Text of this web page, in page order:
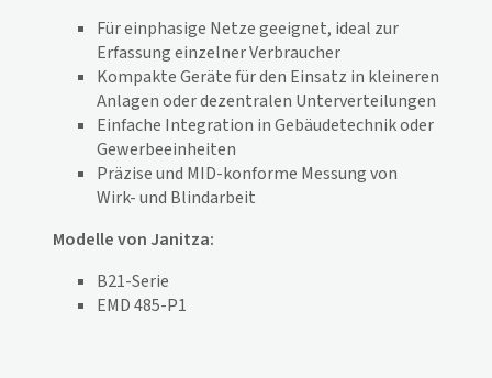
Für einphasige Netze geeignet, ideal zur
Erfassung einzelner Verbraucher
Kompakte Geräte für den Einsatz in kleineren
Anlagen oder dezentralen Unterverteilungen
Einfache Integration in Gebäudetechnik oder
Gewerbeeinheiten
Präzise und MID-konforme Messung von
Wirk- und Blindarbeit
Modelle von Janitza:
B21-Serie
EMD 485-P1